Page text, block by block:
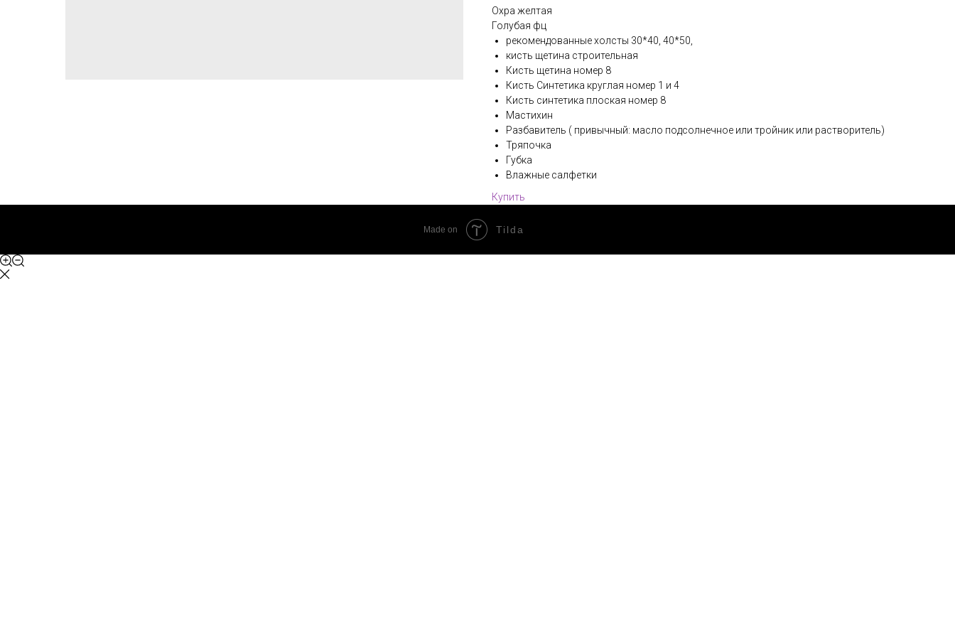
Охра желтая
Голубая фц
рекомендованные холсты 30*40, 40*50,
кисть щетина строительная
Кисть щетина номер 8
Кисть Синтетика круглая номер 1 и 4
Кисть синтетика плоская номер 8
Мастихин
Разбавитель ( привычный: масло подсолнечное или тройник или растворитель)
Тряпочка
Губка
Влажные салфетки
Купить
Made on Tilda